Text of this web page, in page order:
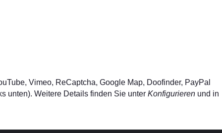
Vimeo, ReCaptcha, Google Map, Doofinder, PayPal
unten). Weitere Details finden Sie unter Konfigurieren und in